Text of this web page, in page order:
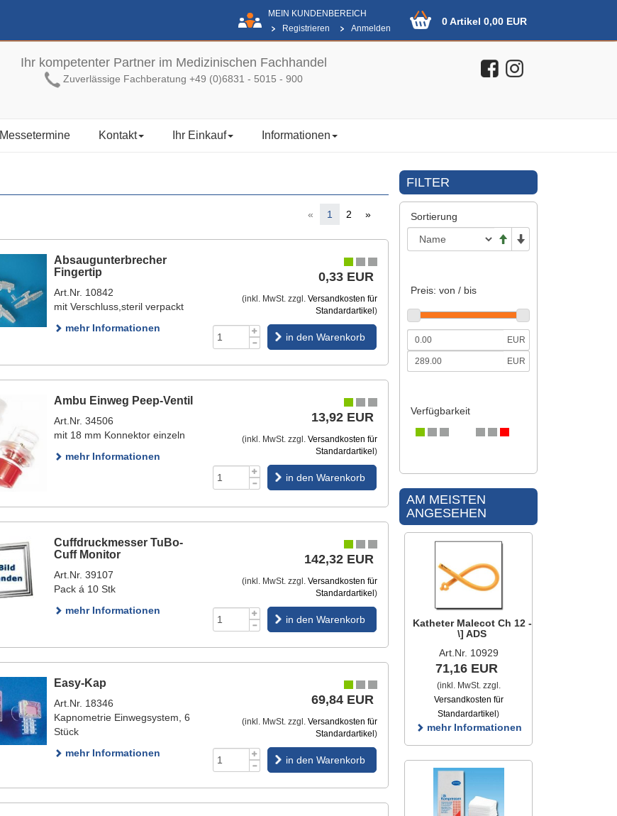
MEIN KUNDENBEREICH
Registrieren
Anmelden
0 Artikel 0,00 EUR
Ihr kompetenter Partner im Medizinischen Fachhandel
Zuverlässige Fachberatung +49 (0)6831 - 5015 - 900
Messetermine Kontakt Ihr Einkauf Informationen
« 1 2 »
Absaugunterbrecher
Fingertip
Art.Nr. 10842
mit Verschluss,steril verpackt
mehr Informationen
0,33 EUR
(inkl. MwSt. zzgl. Versandkosten für
Standardartikel )
in den Warenkorb
Ambu Einweg Peep-Ventil
Art.Nr. 34506
mit 18 mm Konnektor einzeln
mehr Informationen
13,92 EUR
(inkl. MwSt. zzgl. Versandkosten für
Standardartikel )
in den Warenkorb
Cuffdruckmesser TuBo-
Cuff Monitor
Art.Nr. 39107
Pack á 10 Stk
mehr Informationen
142,32 EUR
(inkl. MwSt. zzgl. Versandkosten für
Standardartikel )
in den Warenkorb
Easy-Kap
Art.Nr. 18346
Kapnometrie Einwegsystem, 6
Stück
mehr Informationen
69,84 EUR
(inkl. MwSt. zzgl. Versandkosten für
Standardartikel )
in den Warenkorb
FILTER
Sortierung
Preis: von / bis
EUR
EUR
Verfügbarkeit
AM MEISTEN
ANGESEHEN
Katheter Malecot Ch 12 -
\] ADS
Art.Nr. 10929
71,16 EUR
(inkl. MwSt. zzgl.
Versandkosten für
Standardartikel )
mehr Informationen